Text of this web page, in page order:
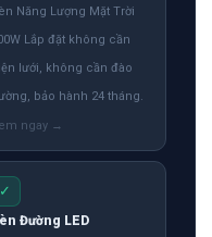
Năng Lượng Mặt Trời
Lắp đặt không cần
lưới, không cần đào
bảo hành 24 tháng.
✓
Đường LED